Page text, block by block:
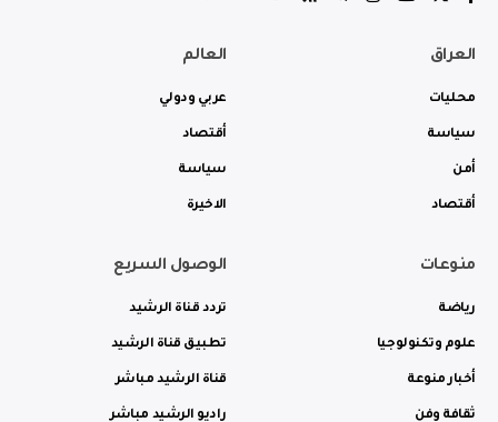
العراق
محليات
سياسة
أمن
أقتصاد
العالم
عربي ودولي
أقتصاد
سياسة
الاخيرة
منوعات
رياضة
علوم وتكنولوجيا
أخبار منوعة
ثقافة وفن
الوصول السريع
تردد قناة الرشيد
تطبيق قناة الرشيد
قناة الرشيد مباشر
راديو الرشيد مباشر